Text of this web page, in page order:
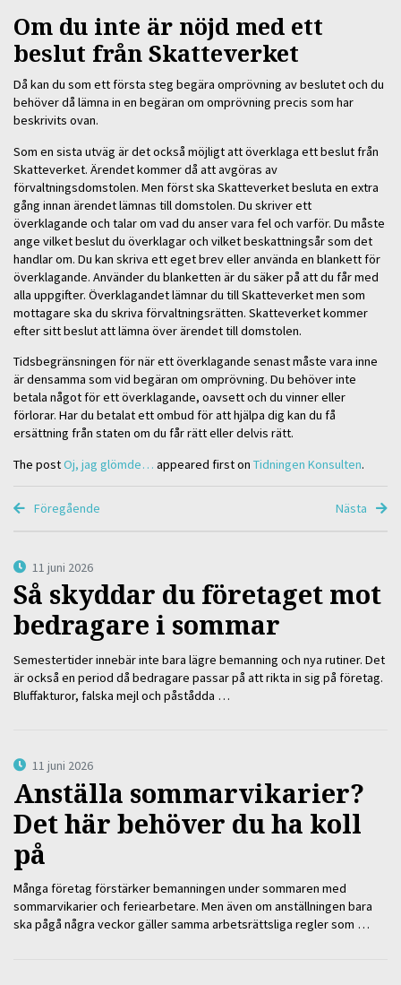
Om du inte är nöjd med ett
beslut från Skatteverket
Då kan du som ett första steg begära omprövning av beslutet och du
behöver då lämna in en begäran om omprövning precis som har
beskrivits ovan.
Som en sista utväg är det också möjligt att överklaga ett beslut från
Skatteverket. Ärendet kommer då att avgöras av
förvaltningsdomstolen. Men först ska Skatteverket besluta en extra
gång innan ärendet lämnas till domstolen. Du skriver ett
överklagande och talar om vad du anser vara fel och varför. Du måste
ange vilket beslut du överklagar och vilket beskattningsår som det
handlar om. Du kan skriva ett eget brev eller använda en blankett för
överklagande. Använder du blanketten är du säker på att du får med
alla uppgifter. Överklagandet lämnar du till Skatteverket men som
mottagare ska du skriva förvaltningsrätten. Skatteverket kommer
efter sitt beslut att lämna över ärendet till domstolen.
Tidsbegränsningen för när ett överklagande senast måste vara inne
är densamma som vid begäran om omprövning. Du behöver inte
betala något för ett överklagande, oavsett och du vinner eller
förlorar. Har du betalat ett ombud för att hjälpa dig kan du få
ersättning från staten om du får rätt eller delvis rätt.
The postOj, jag glömde… appeared first on Tidningen Konsulten.
Föregående Nästa
11 juni 2026
Så skyddar du företaget mot
bedragare i sommar
Semestertider innebär inte bara lägre bemanning och nya rutiner. Det
är också en period då bedragare passar på att rikta in sig på företag.
Bluffakturor, falska mejl och påstådda …
11 juni 2026
Anställa sommarvikarier?
Det här behöver du ha koll
på
Många företag förstärker bemanningen under sommaren med
sommarvikarier och feriearbetare. Men även om anställningen bara
ska pågå några veckor gäller samma arbetsrättsliga regler som …